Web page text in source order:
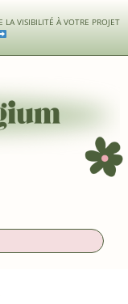
VISIBILITÉ À VOTRE PROJET